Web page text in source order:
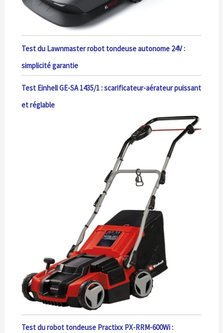
Test du Lawnmaster robot tondeuse autonome 24V :
simplicité garantie
Test Einhell GE-SA 1435/1 : scarificateur-aérateur puissant
et réglable
Test du robot tondeuse Practixx PX-RRM-600Wi :